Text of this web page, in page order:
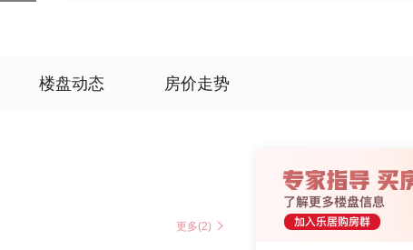
楼盘动态 房价走势
更多(2)